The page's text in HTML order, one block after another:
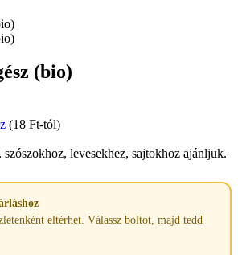
(bio)
(18 Ft-tól)
levesekhez, sajtokhoz ajánljuk.
eltérhet. Válassz boltot, majd tedd